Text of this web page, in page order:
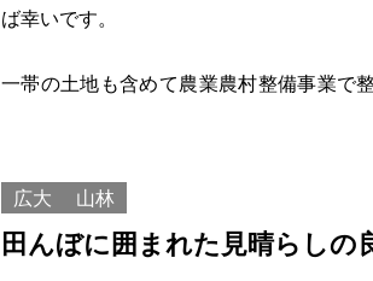
ば幸いです。
一帯の土地も含めて農業農村整備事業で
農地法等が適用されますので、資格をお
手を入れてませんの
広大 山林
田んぼに囲まれた見晴らしの